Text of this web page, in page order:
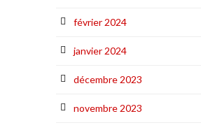
février 2024
janvier 2024
décembre 2023
novembre 2023